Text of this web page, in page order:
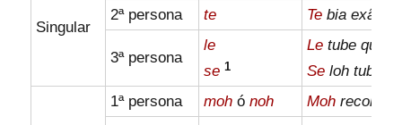
Singular
2ª persona
te Te bia exâ la
3ª persona
le
se 1
Le tube
Se loh tube
1ª persona moh ónoh Moh